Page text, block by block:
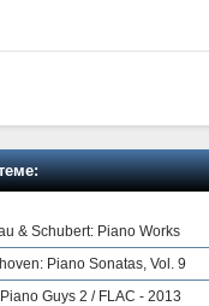
& Schubert: Piano Works
Piano Sonatas, Vol. 9
Guys 2 / FLAC - 2013